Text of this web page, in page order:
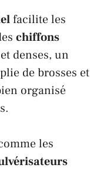
facilite les
chiffons
denses, un
de brosses et
organisé
les